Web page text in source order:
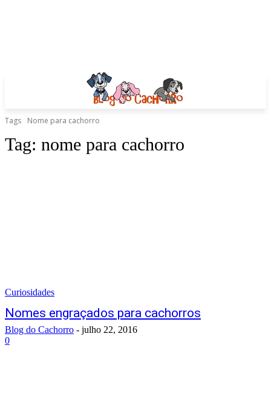
Tags Nome para cachorro
Tag: nome para cachorro
Curiosidades
Nomes engraçados para cachorros
Blog do Cachorro - julho 22, 2016
0